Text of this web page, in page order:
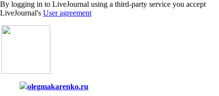
By logging in to LiveJournal using a third-party service you accept
LiveJournal's User agreement
olegmakarenko.ru